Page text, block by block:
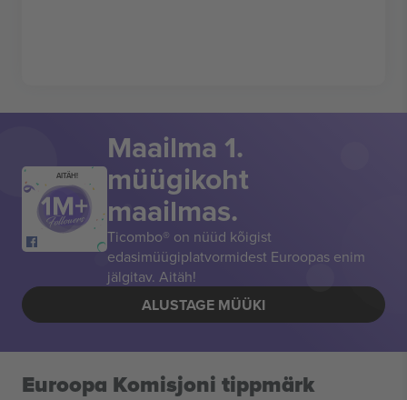
AITÄH!
Maailma 1.
müügikoht
maailmas.
Ticombo® on nüüd kõigist
edasimüügiplatvormidest Euroopas enim
jälgitav. Aitäh!
ALUSTAGE MÜÜKI
Euroopa Komisjoni tippmärk